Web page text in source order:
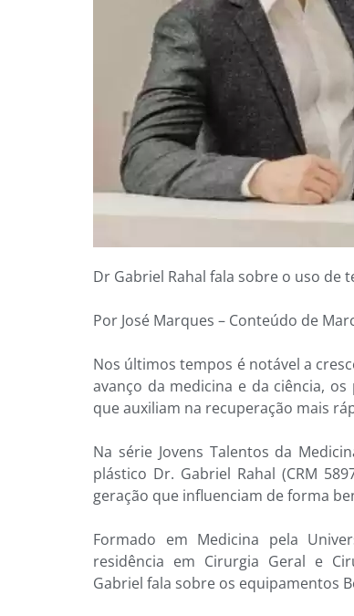
Dr Gabriel Rahal fala sobre o uso
Por José Marques – Conteúdo de
Nos últimos tempos é notável a
avanço da medicina e da ciência,
que auxiliam na recuperação mais
Na série Jovens Talentos da
plástico Dr. Gabriel Rahal (CRM
geração que influenciam de forma
Formado em Medicina pela
residência em Cirurgia Geral e
Gabriel fala sobre os equipamentos